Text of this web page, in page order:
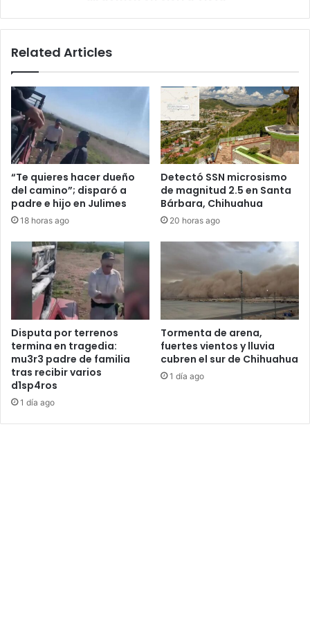
Sierra
Related Articles
“Te quieres hacer dueño
del camino”; disparó a
padre e hijo en Julimes
18 horas ago
Detectó SSN microsismo
de magnitud 2.5 en Santa
Bárbara, Chihuahua
20 horas ago
Disputa por terrenos
termina en tragedia:
mu3r3 padre de familia
tras recibir varios
d1sp4ros
1 día ago
Tormenta de arena,
fuertes vientos y lluvia
cubren el sur de Chihuahua
1 día ago